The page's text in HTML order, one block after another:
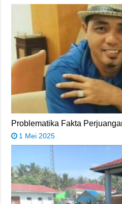
Problematika Fakta
1 Mei 2025